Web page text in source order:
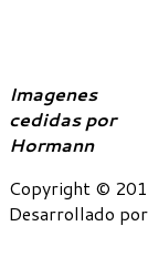
Imagenes
cedidas por
Hormann
Copyright ©
Desarrollado por